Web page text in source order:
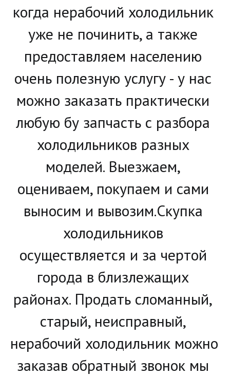
когда нерабочий холодильник
уже не починить, а также
предоставляем населению
очень полезную услугу - у нас
можно заказать практически
любую бу запчасть с разбора
холодильников разных
моделей. Выезжаем,
оцениваем, покупаем и сами
выносим и вывозим.Скупка
холодильников
осуществляется и за чертой
города в близлежащих
районах. Продать сломанный,
старый, неисправный,
нерабочий холодильник можно
заказав обратный звонок мы